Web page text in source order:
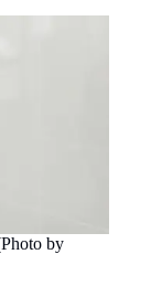
by